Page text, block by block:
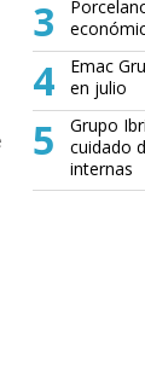
3
4
Emac
en julio
5
Grupo
cuidado
internas